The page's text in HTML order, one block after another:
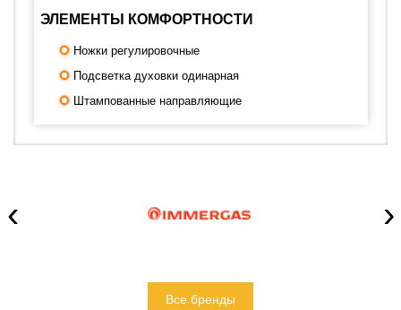
ЭЛЕМЕНТЫ КОМФОРТНОСТИ
Ножки регулировочные
Подсветка духовки одинарная
Штампованные направляющие
‹ ›
Все бренды